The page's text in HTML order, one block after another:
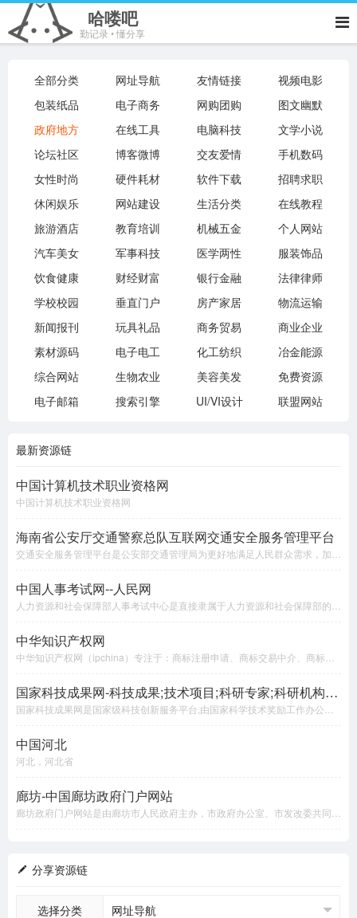
哈喽吧
勤记录 • 懂分享
全部分类 网址导航 友情链接
视频电影
包装纸品
电子商务 网购团购
图文幽默
政府地方
在线工具 电脑科技
文学小说
论坛社区
博客微博 交友爱情
手机数码
女性时尚
硬件耗材 软件下载
招聘求职
休闲娱乐
网站建设 生活分类
在线教程
旅游酒店
教育培训 机械五金
个人网站
汽车美女
军事科技 医学两性
服装饰品
饮食健康
财经财富 银行金融
法律律师
学校校园
垂直门户 房产家居
物流运输
新闻报刊
玩具礼品 商务贸易
商业企业
素材源码
电子电工 化工纺织
冶金能源
综合网站
生物农业 美容美发
免费资源
电子邮箱
搜索引擎 UI/VI设计 联盟网站
最新资源链
中国计算机技术职业资格网
中国计算机技术职业资格网
海南省公安厅交通警察总队互联网交通安全服务管理平台
中国人事考试网--人民网
中华知识产权网
国家科技成果网-科技成果;技术项目;科研专家;科研机构;科技统计;成果转化
中国河北
河北，河北省
廊坊-中国廊坊政府门户网站
分享资源链
选择分类